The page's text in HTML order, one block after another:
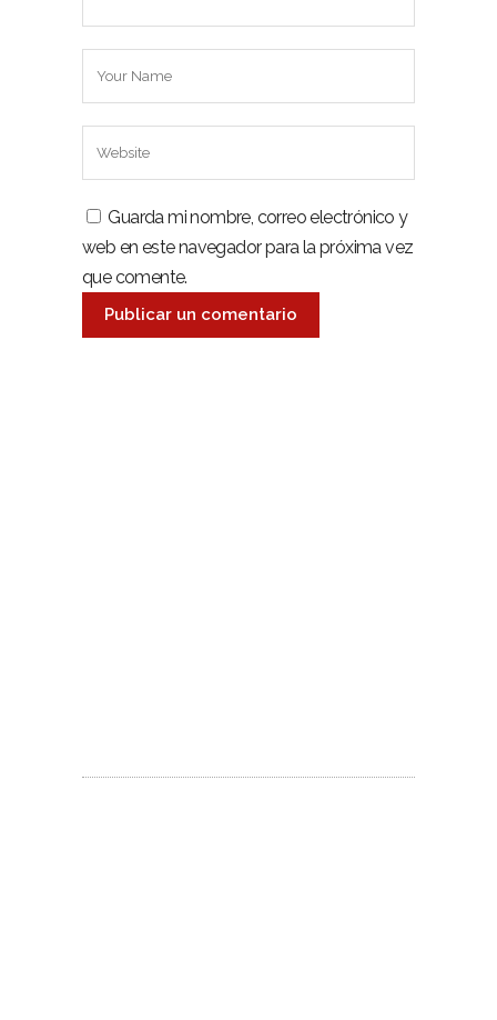
Guarda mi nombre, correo electrónico y
web en este navegador para la próxima vez
que comente.